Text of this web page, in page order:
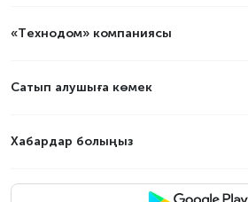
«Технодом» компаниясы
Сатып алушыға көмек
Хабардар болыңыз